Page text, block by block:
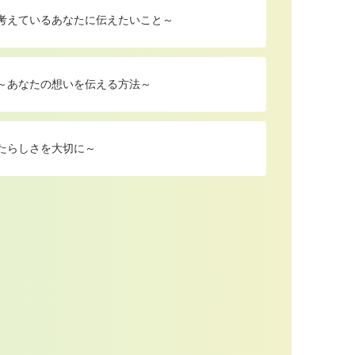
えているあなたに伝えたいこと～
あなたの想いを伝える方法～
らしさを大切に～